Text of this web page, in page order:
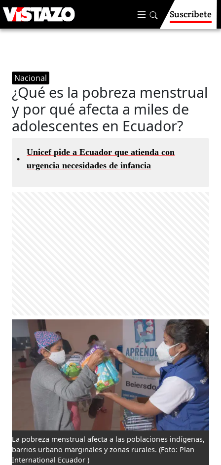
Suscríbete
Nacional
¿Qué es la pobreza menstrual
y por qué afecta a miles de
adolescentes en Ecuador?
•
Unicef pide a Ecuador que atienda con
urgencia necesidades de infancia
La pobreza menstrual afecta a las poblaciones indígenas,
barrios urbano marginales y zonas rurales.(Foto: Plan
International Ecuador )